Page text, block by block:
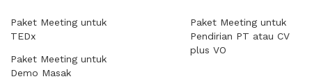
Paket Meeting untuk
TEDx
Paket Meeting untuk
Demo Masak
Paket Meeting untuk
Pendirian PT atau CV
plus VO